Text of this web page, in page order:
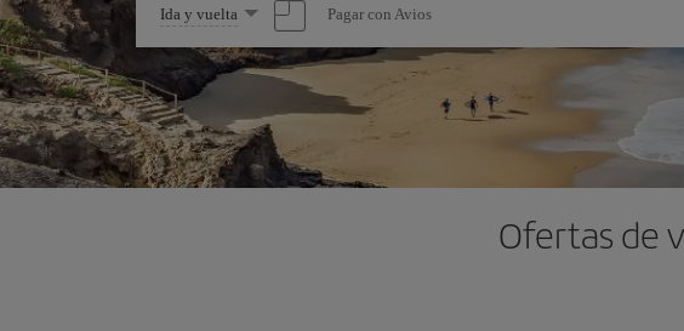
Seleccione
una
opción
Ida y vuelta Pagar con Avios
Ofertas de